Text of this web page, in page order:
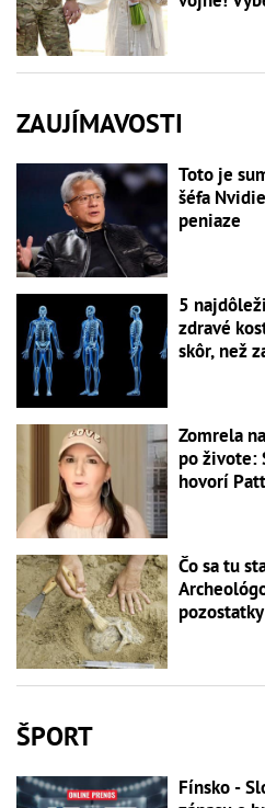
ZAUJÍMAVOSTI
Toto je
šéfa
peniaze
5
zdravé
skôr, než
Zomrela
po živote:
hovorí
Čo sa tu
pozostatky
ŠPORT
Fínsko -